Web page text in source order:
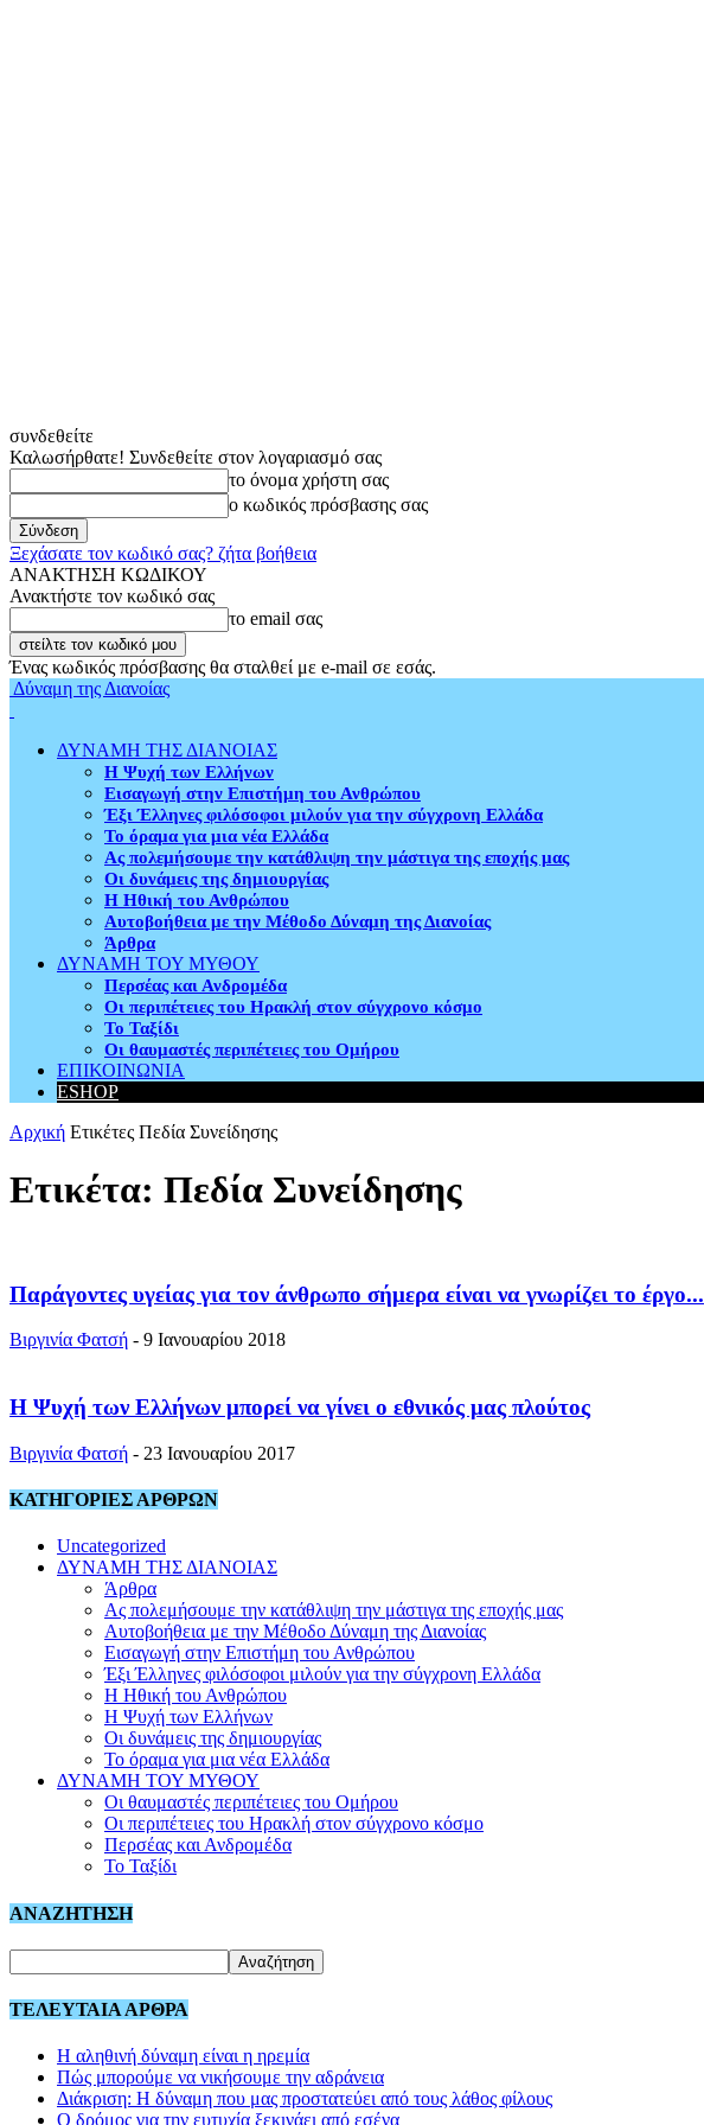
συνδεθείτε
Καλωσήρθατε! Συνδεθείτε στον λογαριασμό σας
το όνομα χρήστη σας
ο κωδικός πρόσβασης σας
Ξεχάσατε τον κωδικό σας? ζήτα βοήθεια
ΑΝΑΚΤΗΣΗ ΚΩΔΙΚΟΥ
Ανακτήστε τον κωδικό σας
το email σας
Ένας κωδικός πρόσβασης θα σταλθεί με e-mail σε εσάς.
Δύναμη της Διανοίας
ΔΥΝΑΜΗ ΤΗΣ ΔΙΑΝΟΙΑΣ
Η Ψυχή των Ελλήνων
Εισαγωγή στην Επιστήμη του Ανθρώπου
Έξι Έλληνες φιλόσοφοι μιλούν για την σύγχρονη Ελλάδα
Το όραμα για μια νέα Ελλάδα
Ας πολεμήσουμε την κατάθλιψη την μάστιγα της εποχής μας
Οι δυνάμεις της δημιουργίας
Η Ηθική του Ανθρώπου
Αυτοβοήθεια με την Μέθοδο Δύναμη της Διανοίας
Άρθρα
ΔΥΝΑΜΗ ΤΟΥ ΜΥΘΟΥ
Περσέας και Ανδρομέδα
Οι περιπέτειες του Ηρακλή στον σύγχρονο κόσμο
Το Ταξίδι
Οι θαυμαστές περιπέτειες του Ομήρου
ΕΠΙΚΟΙΝΩΝΙΑ
ESHOP
Αρχική Ετικέτες Πεδία Συνείδησης
Ετικέτα: Πεδία Συνείδησης
Παράγοντες υγείας για τον άνθρωπο σήμερα είναι να γνωρίζει το έργο...
Βιργινία Φατσή - 9 Ιανουαρίου 2018
Η Ψυχή των Ελλήνων μπορεί να γίνει ο εθνικός μας πλούτος
Βιργινία Φατσή - 23 Ιανουαρίου 2017
ΚΑΤΗΓΟΡΙΕΣ ΑΡΘΡΩΝ
Uncategorized
ΔΥΝΑΜΗ ΤΗΣ ΔΙΑΝΟΙΑΣ
Άρθρα
Ας πολεμήσουμε την κατάθλιψη την μάστιγα της εποχής μας
Αυτοβοήθεια με την Μέθοδο Δύναμη της Διανοίας
Εισαγωγή στην Επιστήμη του Ανθρώπου
Έξι Έλληνες φιλόσοφοι μιλούν για την σύγχρονη Ελλάδα
Η Ηθική του Ανθρώπου
Η Ψυχή των Ελλήνων
Οι δυνάμεις της δημιουργίας
Το όραμα για μια νέα Ελλάδα
ΔΥΝΑΜΗ ΤΟΥ ΜΥΘΟΥ
Οι θαυμαστές περιπέτειες του Ομήρου
Οι περιπέτειες του Ηρακλή στον σύγχρονο κόσμο
Περσέας και Ανδρομέδα
Το Ταξίδι
ΑΝΑΖΗΤΗΣΗ
ΤΕΛΕΥΤΑΙΑ ΑΡΘΡΑ
Η αληθινή δύναμη είναι η ηρεμία
Πώς μπορούμε να νικήσουμε την αδράνεια
Διάκριση: Η δύναμη που μας προστατεύει από τους λάθος φίλους
Ο δρόμος για την ευτυχία ξεκινάει από εσένα